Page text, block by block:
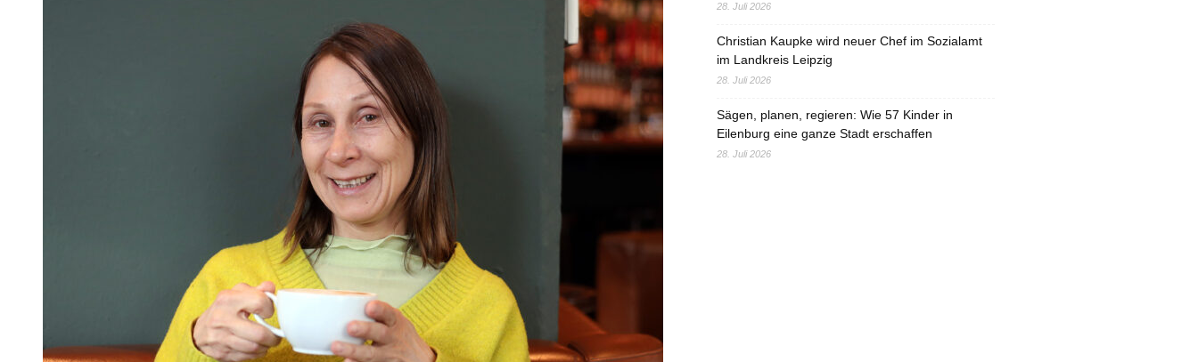
28. Juli 2026
Christian Kaupke wird neuer Chef im Sozialamt
im Landkreis Leipzig
28. Juli 2026
Sägen, planen, regieren: Wie 57 Kinder in
Eilenburg eine ganze Stadt erschaffen
28. Juli 2026